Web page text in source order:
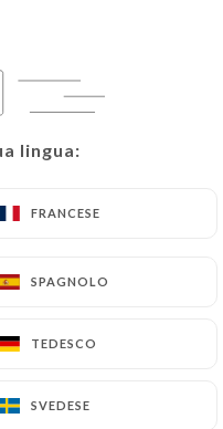
lingua:
FRANCESE
SPAGNOLO
TEDESCO
SVEDESE
lingua:
FRANCESE
SPAGNOLO
TEDESCO
SVEDESE